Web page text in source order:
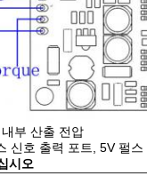
부 산출 전압
신호 출력 포트, 5V 펄
시오